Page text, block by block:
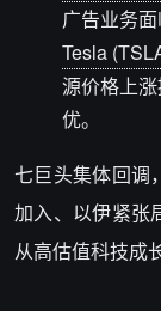
广告业务面
Tesla
源价格上
优。
七巨头集体回调
加入、以伊紧张
从高估值科技成